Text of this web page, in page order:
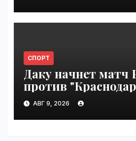
СПОРТ
Даку начнет матч
против
скамейке запасных |
VseTime.ru
АВГ 9, 2026